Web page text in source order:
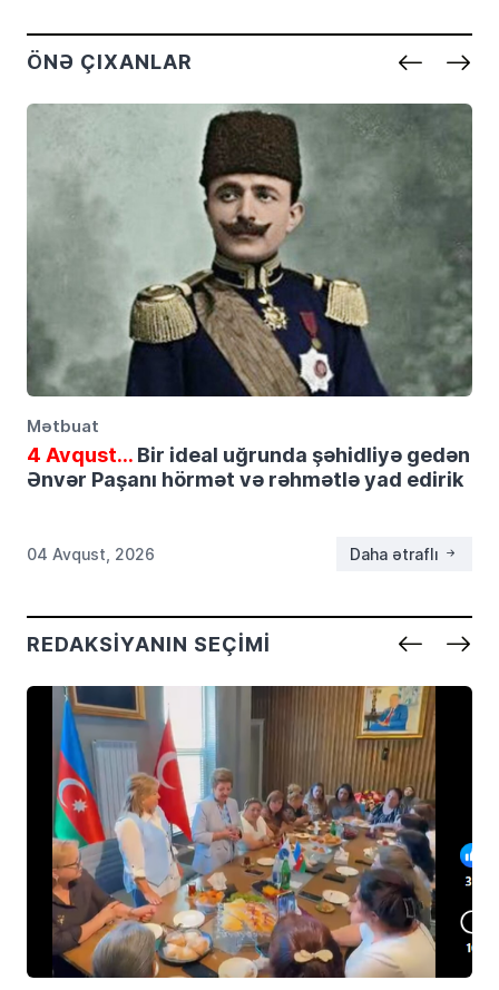
ÖNƏ ÇIXANLAR
Mətbuat
4 Avqust…Bir ideal uğrunda şəhidliyə gedən
Ənvər Paşanı hörmət və rəhmətlə yad edirik
04 Avqust, 2026 Daha ətraflı
REDAKSIYANIN SEÇIMI